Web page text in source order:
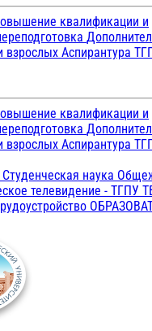
квалификации и
взрослых Аспирантура
квалификации и
взрослых Аспирантура
Студенческая наука
телевидение - ТГПУ